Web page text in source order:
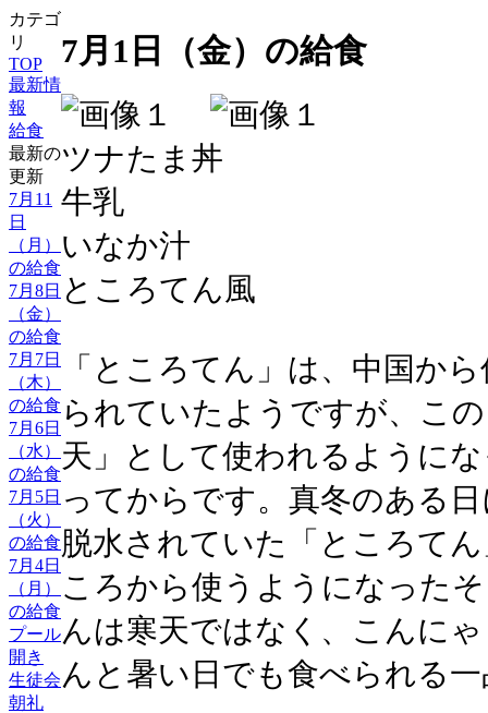
カテゴ
リ
TOP
最新情
報
給食
最新の
更新
7月11
日
（月）
の給食
7月8日
（金）
の給食
7月7日
（木）
の給食
7月6日
（水）
の給食
7月5日
（火）
の給食
7月4日
（月）
の給食
プール
開き
生徒会
朝礼
7月1日（金）の給食
ツナたま丼
牛乳
いなか汁
ところてん風
「ところてん」は、中国か
られていたようですが、こ
天」として使われるように
ってからです。真冬のある
脱水されていた「ところて
ころから使うようになった
んは寒天ではなく、こんに
んと暑い日でも食べられる